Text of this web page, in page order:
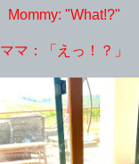
Mommy: "What!?"
ママ：「えっ！？」